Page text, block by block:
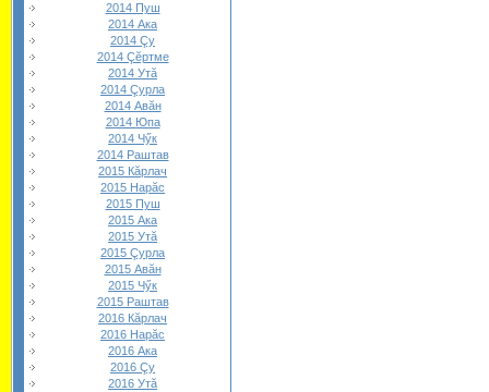
2014 Пуш
2014 Ака
2014 Çу
2014 Çĕртме
2014 Утă
2014 Çурла
2014 Авăн
2014 Юпа
2014 Чӳк
2014 Раштав
2015 Кăрлач
2015 Нарăс
2015 Пуш
2015 Ака
2015 Утă
2015 Çурла
2015 Авăн
2015 Чӳк
2015 Раштав
2016 Кăрлач
2016 Нарăс
2016 Ака
2016 Çу
2016 Утă